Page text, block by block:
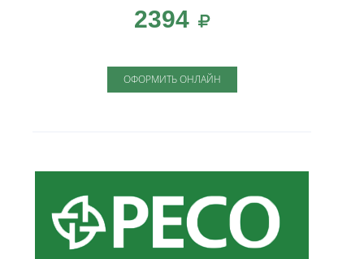
2394
ОФОРМИТЬ ОНЛАЙН